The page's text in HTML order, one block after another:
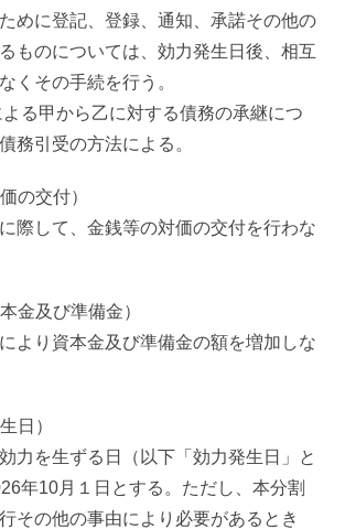
めに登記、登録、通知、承諾その他の
ものについては、効力発生日後、相互
くその手続を行う。
る甲から乙に対する債務の承継につ
務引受の方法による。
の交付）
際して、金銭等の対価の交付を行わな
金及び準備金）
より資本金及び準備金の額を増加しな
日）
力を生ずる日（以下「効力発生日」と
年10月１日とする。ただし、本分割
その他の事由により必要があるとき